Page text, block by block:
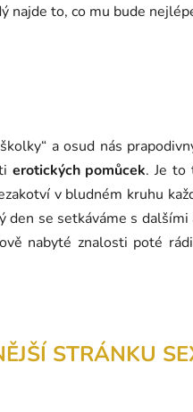
najde to, co mu bude
a osud nás
erotických pomůcek. Je to
v bludném kruhu
se setkáváme s dalšími
nabyté znalosti poté
STRÁNKU